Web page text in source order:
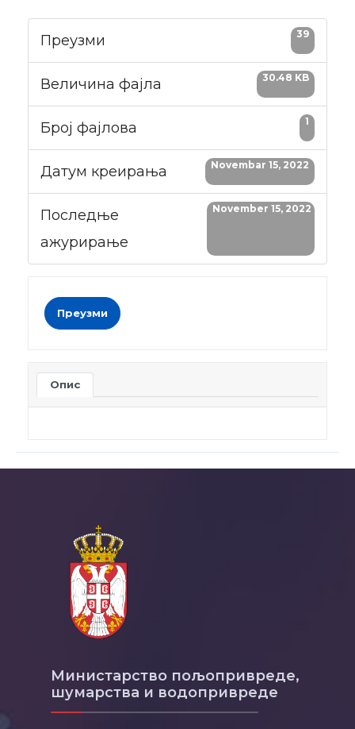
Преузми 39
Величина фајла 30.48 KB
Број фајлова 1
Датум креирања Novembar 15, 2022
Последње
ажурирање
November 15, 2022
Преузми
Опис
Министарство пољопривреде,
шумарства и водопривреде